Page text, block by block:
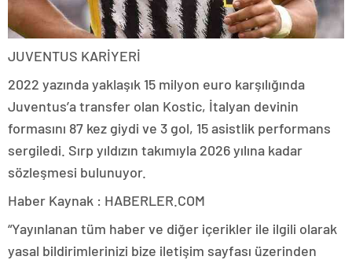
JUVENTUS KARİYERİ
2022 yazında yaklaşık 15 milyon euro karşılığında
Juventus’a transfer olan Kostic, İtalyan devinin
formasını 87 kez giydi ve 3 gol, 15 asistlik performans
sergiledi. Sırp yıldızın takımıyla 2026 yılına kadar
sözleşmesi bulunuyor.
Haber Kaynak : HABERLER.COM
“Yayınlanan tüm haber ve diğer içerikler ile ilgili olarak
yasal bildirimlerinizi bize iletişim sayfası üzerinden